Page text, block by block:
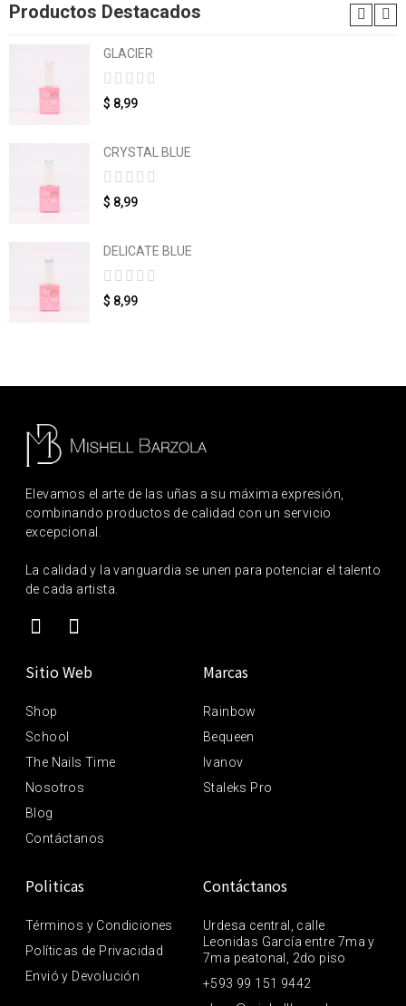
Productos Destacados
GLACIER
$ 8,99
CRYSTAL BLUE
$ 8,99
DELICATE BLUE
$ 8,99
Elevamos el arte de las uñas a su máxima expresión,
combinando productos de calidad con un servicio
excepcional.
La calidad y la vanguardia se unen para potenciar el talento
de cada artista.
Sitio Web
Shop
School
The Nails Time
Nosotros
Blog
Contáctanos
Marcas
Rainbow
Bequeen
Ivanov
Staleks Pro
Politicas
Términos y Condiciones
Políticas de Privacidad
Envió y Devolución
Contáctanos
Urdesa central, calle
Leonidas García entre 7ma y
7ma peatonal, 2do piso
+593 99 151 9442